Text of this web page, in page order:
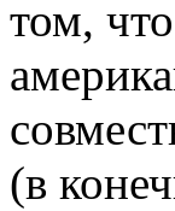
том,
(в